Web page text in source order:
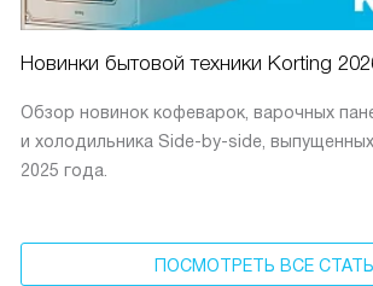
Новинки бытовой техники Korting
Обзор новинок кофеварок, варочных
и холодильника Side-by-side,
2025 года.
ПОСМОТРЕТЬ ВСЕ